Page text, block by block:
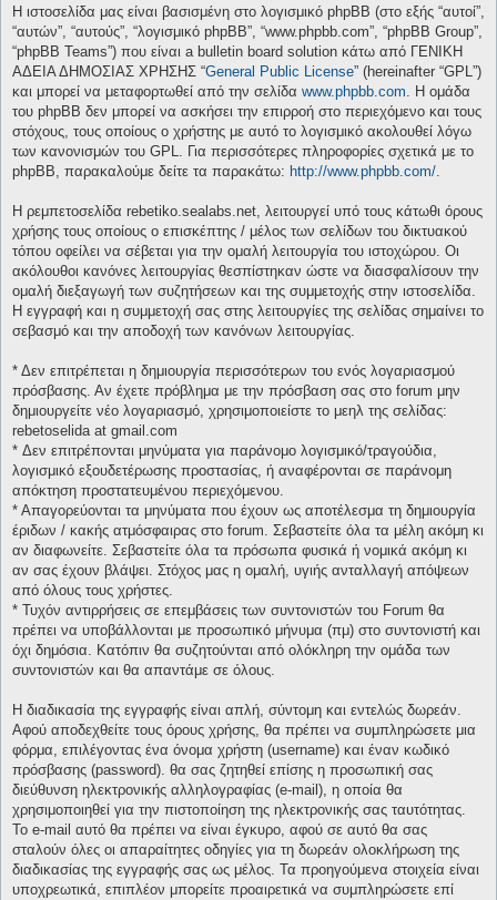
Η ιστοσελίδα μας είναι βασισμένη στο λογισμικό phpBB (στο εξής “αυτοί”,
“αυτών”, “αυτούς”, “λογισμικό phpBB”, “www.phpbb.com”, “phpBB Group”,
“phpBB Teams”) που είναι a bulletin board solution κάτω από ΓΕΝΙΚΗ
ΑΔΕΙΑ ΔΗΜΟΣΙΑΣ ΧΡΗΣΗΣ “General Public License” (hereinafter “GPL”)
και μπορεί να μεταφορτωθεί από την σελίδα www.phpbb.com. Η ομάδα
του phpBB δεν μπορεί να ασκήσει την επιρροή στο περιεχόμενο και τους
στόχους, τους οποίους ο χρήστης με αυτό το λογισμικό ακολουθεί λόγω
των κανονισμών του GPL. Για περισσότερες πληροφορίες σχετικά με το
phpBB, παρακαλούμε δείτε τα παρακάτω: http://www.phpbb.com/.
Η ρεμπετοσελίδα rebetiko.sealabs.net, λειτουργεί υπό τους κάτωθι όρους
χρήσης τους οποίους ο επισκέπτης / μέλος των σελίδων του δικτυακού
τόπου οφείλει να σέβεται για την ομαλή λειτουργία του ιστοχώρου. Οι
ακόλουθοι κανόνες λειτουργίας θεσπίστηκαν ώστε να διασφαλίσουν την
ομαλή διεξαγωγή των συζητήσεων και της συμμετοχής στην ιστοσελίδα.
Η εγγραφή και η συμμετοχή σας στης λειτουργίες της σελίδας σημαίνει το
σεβασμό και την αποδοχή των κανόνων λειτουργίας.
* Δεν επιτρέπεται η δημιουργία περισσότερων του ενός λογαριασμού
πρόσβασης. Αν έχετε πρόβλημα με την πρόσβαση σας στο forum μην
δημιουργείτε νέο λογαριασμό, χρησιμοποιείστε το μεηλ της σελίδας:
rebetoselida at gmail.com
* Δεν επιτρέπονται μηνύματα για παράνομο λογισμικό/τραγούδια,
λογισμικό εξουδετέρωσης προστασίας, ή αναφέρονται σε παράνομη
απόκτηση προστατευμένου περιεχόμενου.
* Απαγορεύονται τα μηνύματα που έχουν ως αποτέλεσμα τη δημιουργία
έριδων / κακής ατμόσφαιρας στο forum. Σεβαστείτε όλα τα μέλη ακόμη κι
αν διαφωνείτε. Σεβαστείτε όλα τα πρόσωπα φυσικά ή νομικά ακόμη κι
αν σας έχουν βλάψει. Στόχος μας η ομαλή, υγιής ανταλλαγή απόψεων
από όλους τους χρήστες.
* Τυχόν αντιρρήσεις σε επεμβάσεις των συντονιστών του Forum θα
πρέπει να υποβάλλονται με προσωπικό μήνυμα (πμ) στο συντονιστή και
όχι δημόσια. Κατόπιν θα συζητούνται από ολόκληρη την ομάδα των
συντονιστών και θα απαντάμε σε όλους.
Η διαδικασία της εγγραφής είναι απλή, σύντομη και εντελώς δωρεάν.
Αφού αποδεχθείτε τους όρους χρήσης, θα πρέπει να συμπληρώσετε μια
φόρμα, επιλέγοντας ένα όνομα χρήστη (username) και έναν κωδικό
πρόσβασης (password). θα σας ζητηθεί επίσης η προσωπική σας
διεύθυνση ηλεκτρονικής αλληλογραφίας (e-mail), η οποία θα
χρησιμοποιηθεί για την πιστοποίηση της ηλεκτρονικής σας ταυτότητας.
Το e-mail αυτό θα πρέπει να είναι έγκυρο, αφού σε αυτό θα σας
σταλούν όλες οι απαραίτητες οδηγίες για τη δωρεάν ολοκλήρωση της
διαδικασίας της εγγραφής σας ως μέλος. Τα προηγούμενα στοιχεία είναι
υποχρεωτικά, επιπλέον μπορείτε προαιρετικά να συμπληρώσετε επί